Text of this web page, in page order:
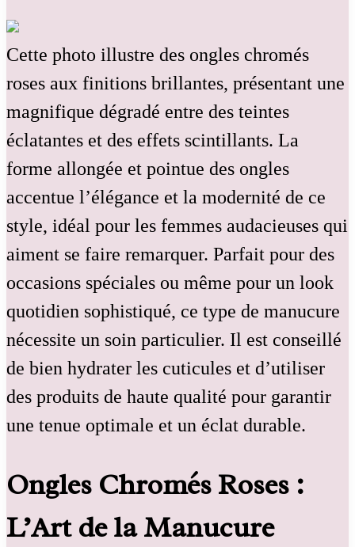
Cette photo illustre des ongles chromés
roses aux finitions brillantes, présentant une
magnifique dégradé entre des teintes
éclatantes et des effets scintillants. La
forme allongée et pointue des ongles
accentue l’élégance et la modernité de ce
style, idéal pour les femmes audacieuses qui
aiment se faire remarquer. Parfait pour des
occasions spéciales ou même pour un look
quotidien sophistiqué, ce type de manucure
nécessite un soin particulier. Il est conseillé
de bien hydrater les cuticules et d’utiliser
des produits de haute qualité pour garantir
une tenue optimale et un éclat durable.
Ongles Chromés Roses :
L’Art de la Manucure